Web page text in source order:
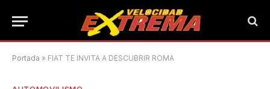
Portada » FIAT TE INVITA A DESCUBRIR ROMA